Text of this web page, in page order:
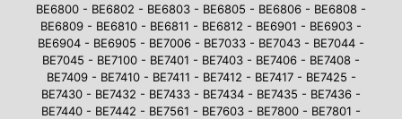
BE6800 - BE6802 - BE6803 - BE6805 - BE6806 - BE6808 -
BE6809 - BE6810 - BE6811 - BE6812 - BE6901 - BE6903 -
BE6904 - BE6905 - BE7006 - BE7033 - BE7043 - BE7044 -
BE7045 - BE7100 - BE7401 - BE7403 - BE7406 - BE7408 -
BE7409 - BE7410 - BE7411 - BE7412 - BE7417 - BE7425 -
BE7430 - BE7432 - BE7433 - BE7434 - BE7435 - BE7436 -
BE7440 - BE7442 - BE7561 - BE7603 - BE7800 - BE7801 -